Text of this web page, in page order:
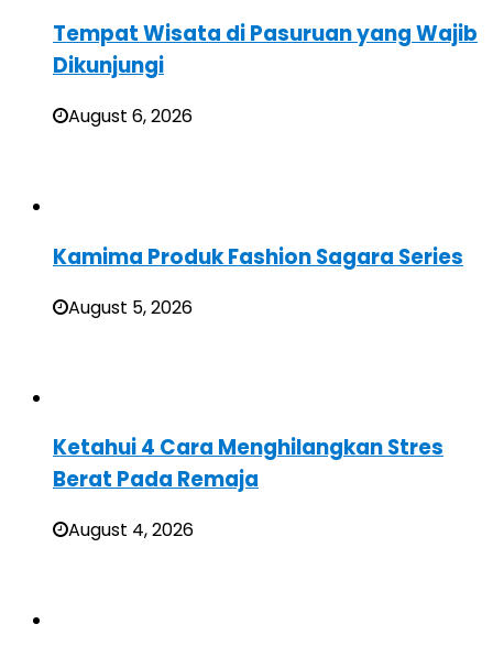
Tempat Wisata di Pasuruan yang Wajib
Dikunjungi
August 6, 2026
Kamima Produk Fashion Sagara Series
August 5, 2026
Ketahui 4 Cara Menghilangkan Stres
Berat Pada Remaja
August 4, 2026